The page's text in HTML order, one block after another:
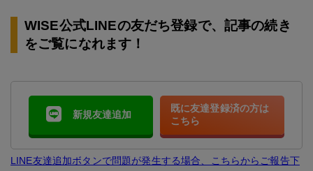
WISE公式LINEの友だち登録で、記事の続き
をご覧になれます！
新規友達追加
既に友達登録済の方は
こちら
LINE友達追加ボタンで問題が発生する場合、こちらからご報告下